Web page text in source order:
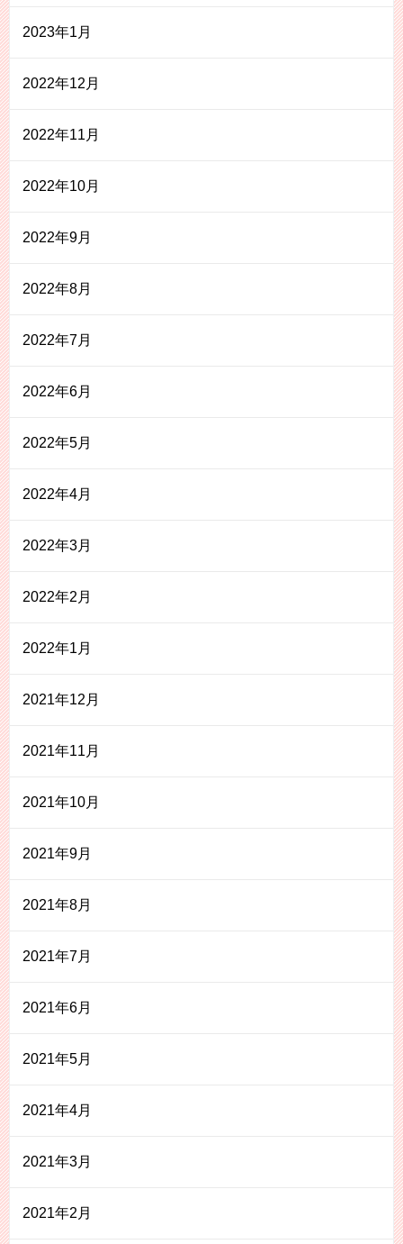
2023年1月
2022年12月
2022年11月
2022年10月
2022年9月
2022年8月
2022年7月
2022年6月
2022年5月
2022年4月
2022年3月
2022年2月
2022年1月
2021年12月
2021年11月
2021年10月
2021年9月
2021年8月
2021年7月
2021年6月
2021年5月
2021年4月
2021年3月
2021年2月